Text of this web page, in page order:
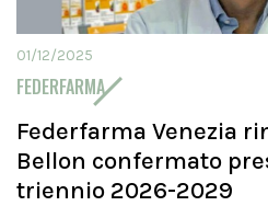
01/12/2025
FEDERFARMA
Federfarma Venezia
Bellon confermato
triennio 2026-2029